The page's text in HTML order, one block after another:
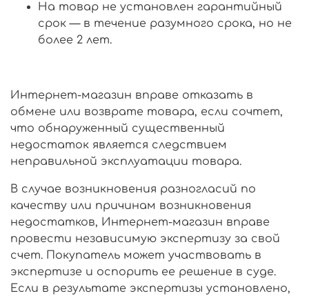
На товар не установлен гарантийный
срок — в течение разумного срока, но не
более 2 лет.
Интернет-магазин вправе отказать в
обмене или возврате товара, если сочтет,
что обнаруженный существенный
недостаток является следствием
неправильной эксплуатации товара.
В случае возникновения разногласий по
качеству или причинам возникновения
недостатков, Интернет-магазин вправе
провести независимую экспертизу за свой
счет. Покупатель может участвовать в
экспертизе и оспорить ее решение в суде.
Если в результате экспертизы установлено,